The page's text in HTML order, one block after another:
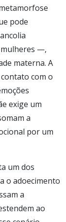
pode
mulheres —,
materna. A
com o
exige um
a
por um
um dos
o adoecimento
a
ao